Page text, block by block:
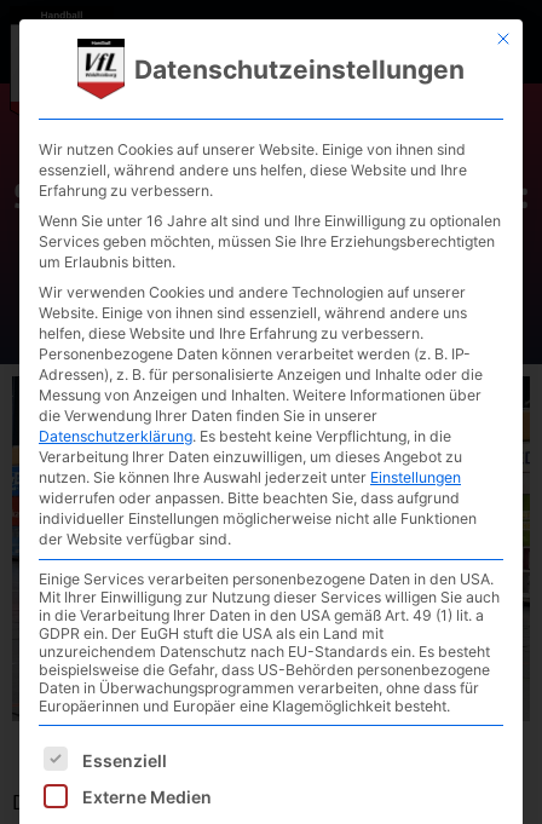
Spitzenspiel in Waldkraiburg:
Der VfL empfängt TG
Landshut II
Der durch die beiden Auswärtssiege in Simbach und
Mit
Datenschutzeinstellungen
Wir nutzen Cookies auf unserer Website. Einige von ihnen sind
essenziell, während andere uns helfen, diese Website und Ihre
Erfahrung zu verbessern.
Wenn Sie unter 16 Jahre alt sind und Ihre Einwilligung zu optionalen
Services geben möchten, müssen Sie Ihre Erziehungsberechtigten
um Erlaubnis bitten.
Wir verwenden Cookies und andere Technologien auf unserer
Website. Einige von ihnen sind essenziell, während andere uns
helfen, diese Website und Ihre Erfahrung zu verbessern.
Personenbezogene Daten können verarbeitet werden (z. B. IP-
Adressen), z. B. für personalisierte Anzeigen und Inhalte oder die
Messung von Anzeigen und Inhalten. Weitere Informationen über
die Verwendung Ihrer Daten finden Sie in unserer
Datenschutzerklärung. Es besteht keine Verpflichtung, in die
Verarbeitung Ihrer Daten einzuwilligen, um dieses Angebot zu
nutzen. Sie können Ihre Auswahl jederzeit unter Einstellungen
widerrufen oder anpassen. Bitte beachten Sie, dass aufgrund
individueller Einstellungen möglicherweise nicht alle Funktionen
der Website verfügbar sind.
Einige Services verarbeiten personenbezogene Daten in den USA.
Mit Ihrer Einwilligung zur Nutzung dieser Services willigen Sie auch
in die Verarbeitung Ihrer Daten in den USA gemäß Art. 49 (1) lit. a
GDPR ein. Der EuGH stuft die USA als ein Land mit
unzureichendem Datenschutz nach EU-Standards ein. Es besteht
beispielsweise die Gefahr, dass US-Behörden personenbezogene
Daten in Überwachungsprogrammen verarbeiten, ohne dass für
Europäerinnen und Europäer eine Klagemöglichkeit besteht.
Es folgt eine Liste der Service-Gruppen, für die eine
Essenziell
Externe Medien